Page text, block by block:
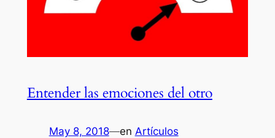
Entender las emociones del otro
May 8, 2018—en Artículos